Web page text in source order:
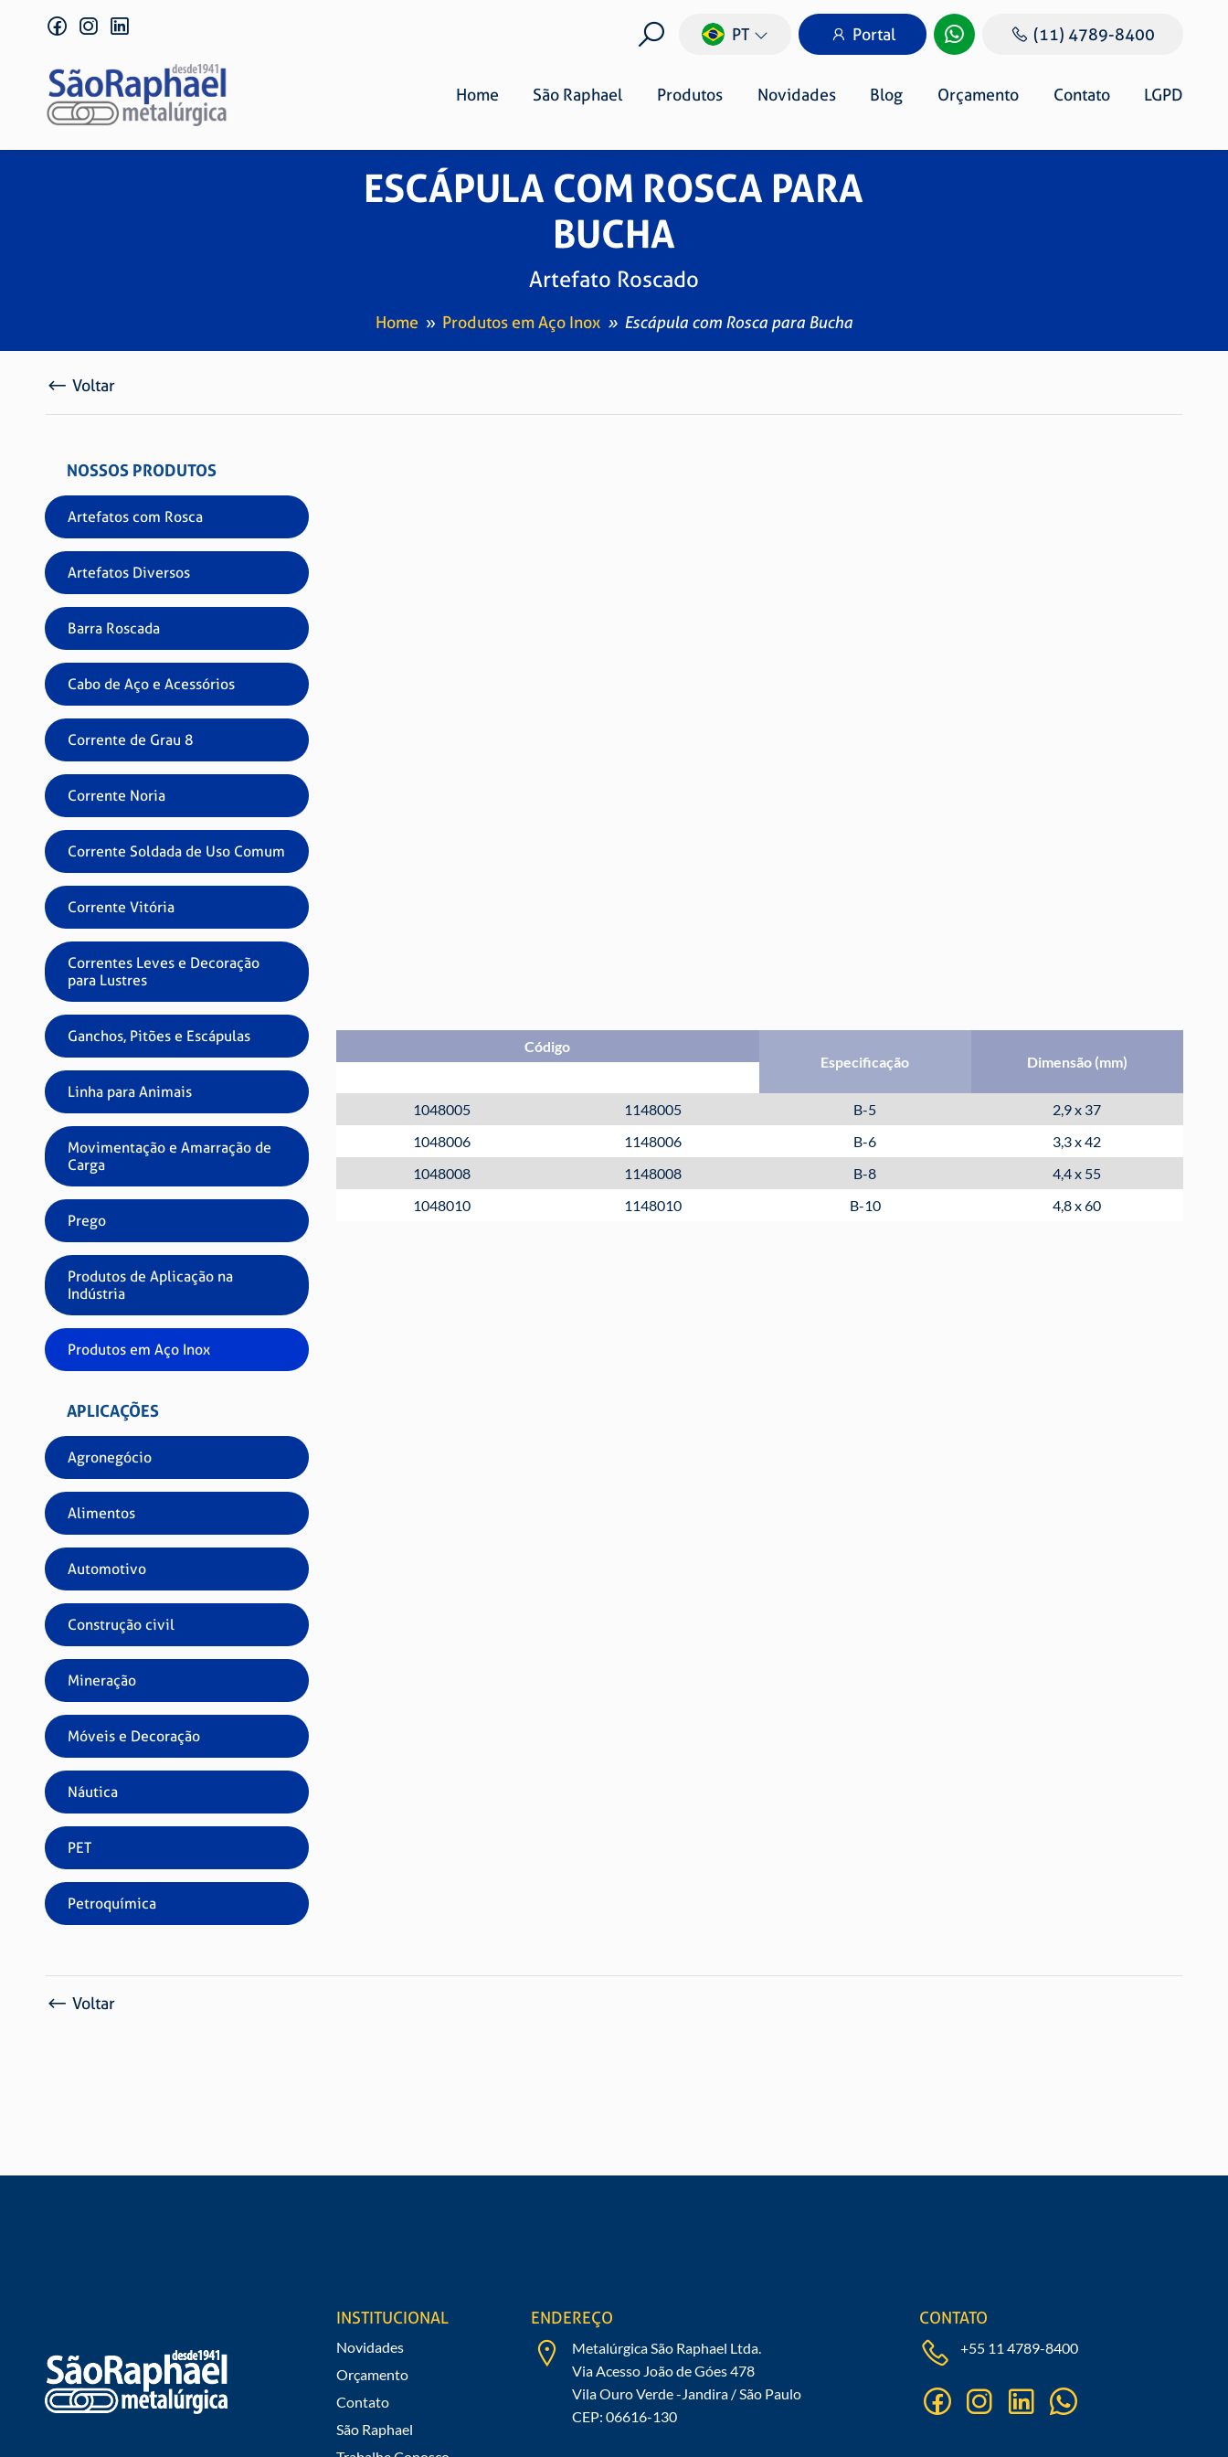
facebookinstagram
linkedin PT Portal (11) 4789-8400
Home São Raphael Produtos Novidades Blog Orçamento Contato LGPD
ESCÁPULA COM ROSCA PARA
BUCHA
Artefato Roscado
Home Produtos em Aço Inox Escápula com Rosca para Bucha
Voltar
NOSSOS PRODUTOS
Artefatos com Rosca
Artefatos Diversos
Barra Roscada
Cabo de Aço e Acessórios
Corrente de Grau 8
Corrente Noria
Corrente Soldada de Uso Comum
Corrente Vitória
Correntes Leves e Decoração
para Lustres
Ganchos, Pitões e Escápulas
Linha para Animais
Movimentação e Amarração de
Carga
Prego
Produtos de Aplicação na
Indústria
Produtos em Aço Inox
APLICAÇÕES
Agronegócio
Alimentos
Automotivo
Construção civil
Mineração
Móveis e Decoração
Náutica
PET
Petroquímica
Código
Especificação
Dimensão (mm)
1048005
1148005 B-5
2,9 x 37
1048006
1148006 B-6
3,3 x 42
1048008
1148008 B-8
4,4 x 55
1048010
1148010 B-10 4,8 x 60
Voltar
INSTITUCIONAL
Novidades
Orçamento
Contato
São Raphael
ENDEREÇO
Metalúrgica São Raphael Ltda.
Via Acesso João de Góes 478
Vila Ouro Verde -Jandira / São Paulo
CEP: 06616-130
CONTATO
+55 11 4789-8400
facebookinstagramlinkedinwhatsapp